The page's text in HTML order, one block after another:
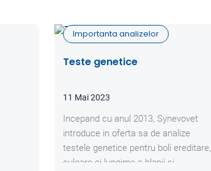
Importanta analizelor
Teste genetice
11 Mai 2023
Incepand cu anul 2013, Synevovet
introduce in oferta sa de analize
testele genetice pentru boli ereditare,
culoare si lungime a blanii si